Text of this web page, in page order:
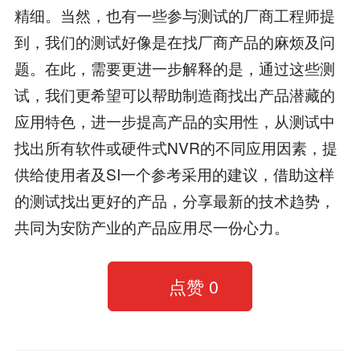
精细。当然，也有一些参与测试的厂商工程师提
到，我们的测试好像是在找厂商产品的麻烦及问
题。在此，需要更进一步解释的是，通过这些测
试，我们更希望可以帮助制造商找出产品潜藏的
应用特色，进一步提高产品的实用性，从测试中
找出所有软件或硬件式NVR的不同应用因素，提
供给使用者及SI一个参考采用的建议，借助这样
的测试找出更好的产品，分享最新的技术趋势，
共同为安防产业的产品应用尽一份心力。
点赞 0